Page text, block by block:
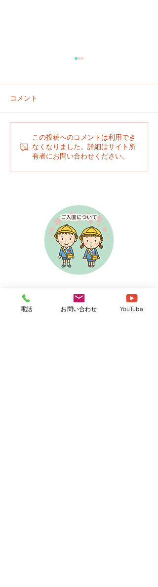
１１月イベントハイライ
ト
コメント
この投稿へのコメントは利用でき
なくなりました。詳細はサイト所
有者にお問い合わせください。
電話 お問い合わせ YouTube